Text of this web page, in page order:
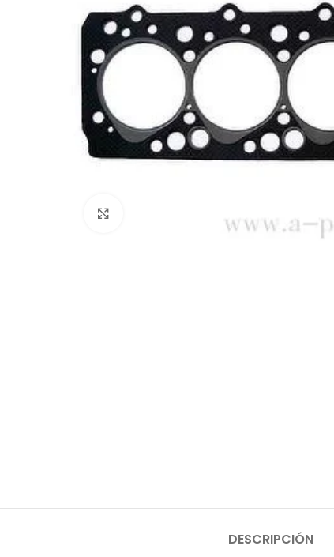
DESCRIPCIÓN